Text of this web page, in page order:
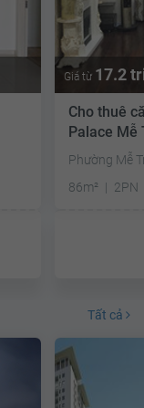
Giá từ 17.2
Cho thuê
Palace Mễ
Phường Mễ
86m²
2PN
Tất cả